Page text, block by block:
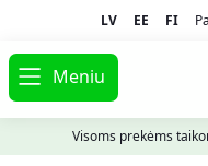
LV EE FI
Meniu
Visoms prekėms